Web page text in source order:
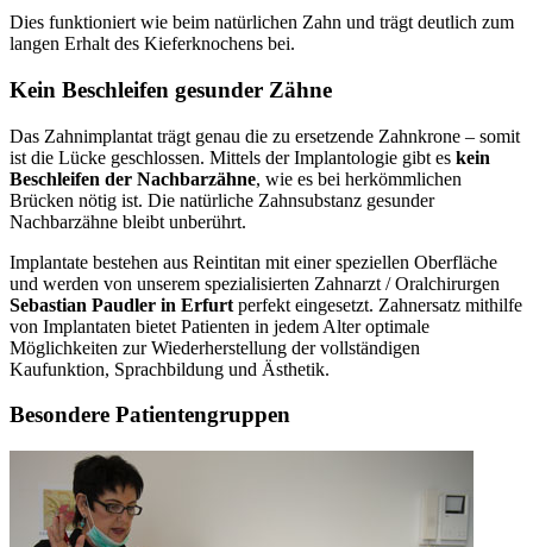
Dies funktioniert wie beim natürlichen Zahn und trägt deutlich zum
langen Erhalt des Kieferknochens bei.
Kein Beschleifen gesunder Zähne
Das Zahnimplantat trägt genau die zu ersetzende Zahnkrone – somit
ist die Lücke geschlossen. Mittels der Implantologie gibt es kein
Beschleifen der Nachbarzähne, wie es bei herkömmlichen
Brücken nötig ist. Die natürliche Zahnsubstanz gesunder
Nachbarzähne bleibt unberührt.
Implantate bestehen aus Reintitan mit einer speziellen Oberfläche
und werden von unserem spezialisierten Zahnarzt / Oralchirurgen
Sebastian Paudler in Erfurt perfekt eingesetzt. Zahnersatz mithilfe
von Implantaten bietet Patienten in jedem Alter optimale
Möglichkeiten zur Wiederherstellung der vollständigen
Kaufunktion, Sprachbildung und Ästhetik.
Besondere Patientengruppen